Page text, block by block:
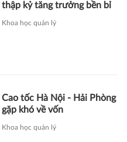
thập kỷ tăng trưởng bền bỉ
Khoa học quản lý
Cao tốc Hà Nội - Hải Phòng
gặp khó về vốn
Khoa học quản lý